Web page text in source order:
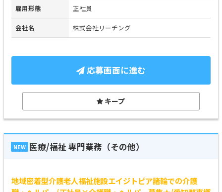
雇用形態 正社員
会社名 株式会社リーチング
応募画面に進む
キープ
NEW 医療/福祉 専門業務（その他）
地域密着型介護老人福祉施設エイジトピア諸輪での介護